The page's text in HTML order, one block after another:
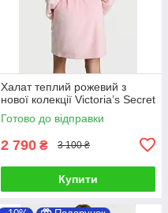
Халат теплий рожевий з
нової колекції Victoria’s Secret
Готово до відправки
2 790 ₴ 3 100 ₴
Купити